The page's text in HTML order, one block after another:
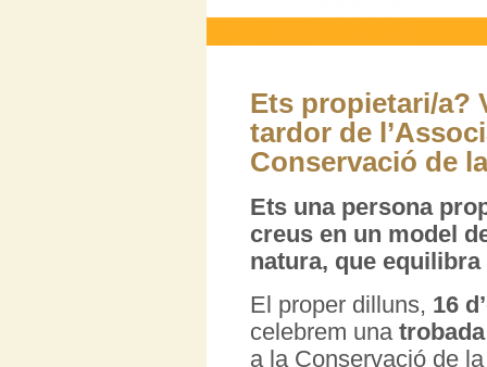
Ets propietari/a?
tardor de
Conservació de
Ets una persona
creus en un model
natura, que
El proper dilluns, 16
celebrem una trobada
a la Conservació de